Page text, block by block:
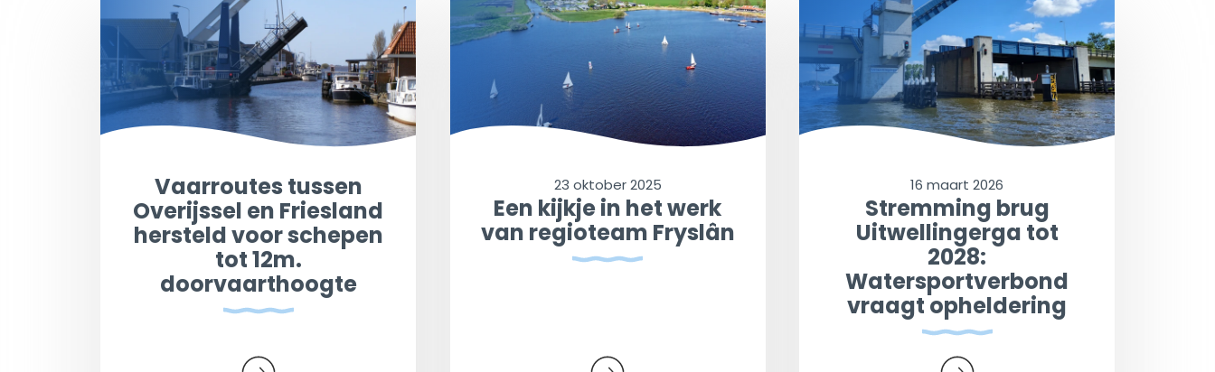
Vaarroutes tussen
Overijssel en Friesland
hersteld voor schepen
tot 12m.
doorvaarthoogte
23 oktober 2025
Een kijkje in het werk
van regioteam Fryslân
16 maart 2026
Stremming brug
Uitwellingerga tot
2028:
Watersportverbond
vraagt opheldering